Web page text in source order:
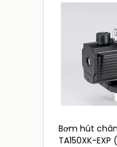
Bơm hút
TA150XK-